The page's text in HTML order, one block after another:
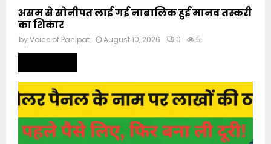
असम से सोनीपत लाई गई नाबालिक हुई मानव तस्करी
का शिकार
byVoice of Panipat August 10, 2026 0 5